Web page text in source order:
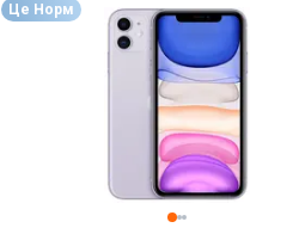
Це Норм